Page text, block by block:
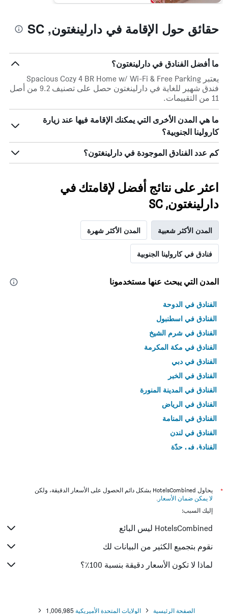
حقائق حول الإقامة في دارلينغتون, SC
ما أفضل الفنادق في دارلينغتون؟
يعتبر Spacious Cozy 4 BR Home w/ Wi-Fi & Free Parking
فندق شهير للغاية في دارلينغتون حصل على تصنيف 9.2 من أصل
11 من التقييمات.
ما هي المدن الأخرى التي يمكنك الإقامة فيها عند زيارة
كارولينا الجنوبية؟
كم عدد الفنادق الموجودة في دارلينغتون؟
اعثر على نتائج أفضل لإقامتك في
دارلينغتون, SC
المدن الأكثر شعبية المدن الأكثر شهرة
فنادق في كارولينا الجنوبية
المدن التي يبحث عنها مستخدمونا
الفنادق في الدوحة
الفنادق في اسطنبول
الفنادق في شرم الشيخ
الفنادق في مكة المكرمة
الفنادق في دبي
الفنادق في الخبر
الفنادق في المدينة المنورة
الفنادق في الرياض
الفنادق في المنامة
الفنادق في لندن
الفنادق في جدّة
*
يحاول HotelsCombined بشكل دائم الحصول على الأسعار الدقيقة، ولكن
لا يمكن ضمان الأسعار .
إليك السبب:
HotelsCombined ليس البائع
نقوم بتجميع الكثير من البيانات لك
لماذا لا تكون الأسعار دقيقة بنسبة 100٪؟
الصفحة الرئيسية الولايات المتحدة الأميريكية 1,006,985